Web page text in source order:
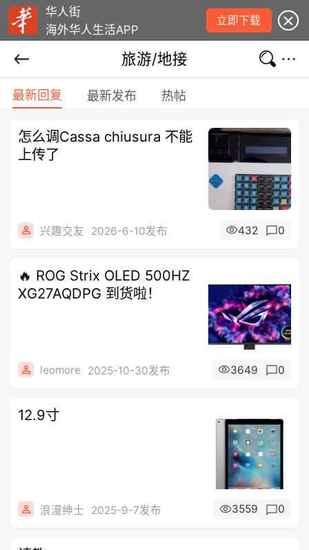
华人街
海外华人生活APP
立即下载
旅游/地接
最新回复 最新发布 热帖
怎么调Cassa chiusura 不能
上传了
兴趣交友 2026-6-10发布 432 0
🔥 ROG Strix OLED 500HZ
XG27AQDPG 到货啦！
leomore 2025-10-30发布 3649 0
12.9寸
浪漫绅士 2025-9-7发布 3559 0